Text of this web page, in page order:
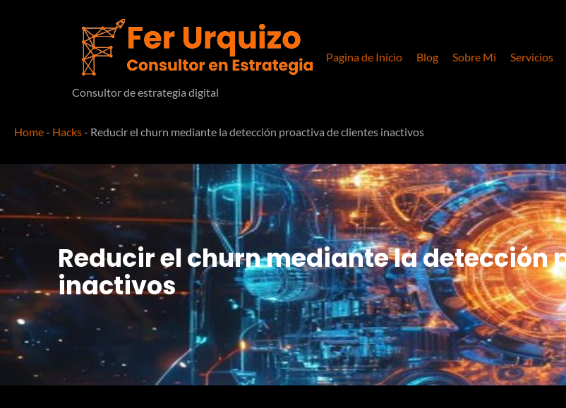
Consultor de estrategia digital
Pagina de Inicio Blog Sobre Mi Servicios
Home- Hacks- Reducir el churn mediante la detección proactiva de clientes inactivos
Reducir el churn mediante la detección
inactivos